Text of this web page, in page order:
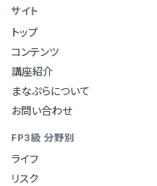
サイト
トップ
コンテンツ
講座紹介
まなぷらについて
お問い合わせ
FP3級 分野別
ライフ
リスク